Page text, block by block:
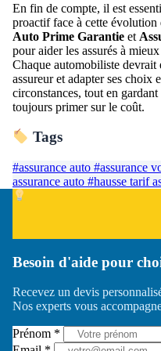
En fin de compte, il est
proactif face à cette évolution
Auto Prime Garantie et
pour aider les assurés à
Chaque automobiliste devrait
assureur et adapter ses choix
circonstances, tout en
toujours primer sur le coût.
Tags
#assurance auto #assurance
assurance auto #hausse tarif
Besoin d'aide pour
Recevez un devis
Nos experts vous
Prénom *